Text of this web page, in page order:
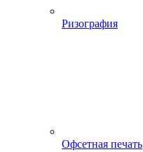
Ризография
Офсетная печать